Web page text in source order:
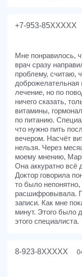
+7-953-85XXXXX
Мне понравилось,
врач сразу
проблему, считаю,
лечение, но по
ничего сказать,
витамины,
по питанию.
что нужно пить
вечером. Насчёт
нельзя. Через
моему мнению,
Она аккуратно
Доктор говорила
то было
расшифровывала.
записи. Как мне
минут. Этого было
этого специалиста.
8-923-8XXXXX